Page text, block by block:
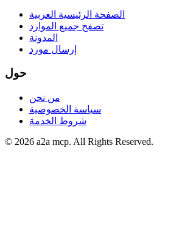
الصفحة الرئيسية العربية
تصفح جميع الموارد
المدونة
إرسال مورد
حول
من نحن
سياسة الخصوصية
شروط الخدمة
© 2026 a2a mcp. All Rights Reserved.